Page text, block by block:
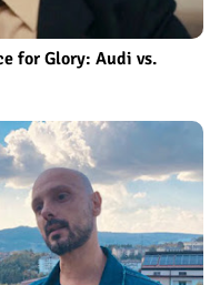
for Glory: Audi vs.